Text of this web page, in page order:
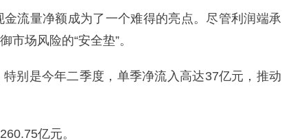
流量净额成为了一个难得的亮点。尽管利润端承
场风险的“安全垫”。
别是今年二季度，单季净流入高达37亿元，推动
亿元。